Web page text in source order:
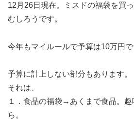
12月26日現在。ミスドの福袋を買
むしろうです。
今年もマイルールで予算は10万円で
予算に計上しない部分もあります。
それは、
１．食品の福袋→あくまで食品。
ら。